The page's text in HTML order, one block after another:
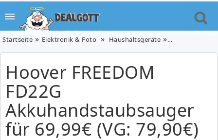
Startseite Elektronik & Foto Haushaltsgeräte Hoover
Hoover FREEDOM
FD22G
Akkuhandstaubsauger
für 69,99€ (VG: 79,90€)